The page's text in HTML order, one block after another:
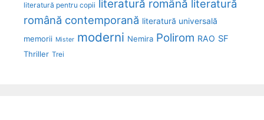
literatură pentru copii literatură română literatură
română contemporană literatură universală
memorii Mister moderni Nemira Polirom RAO SF
Thriller Trei